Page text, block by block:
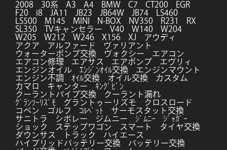
2008 30系 A3 A4 BMW C7 CT200
EGR
F20
i8 JA11 JB23 JB64W JB74
LS460
LS500
M145 MINI N-BOX NV350 R231
RX
SL350
TVキャンセラー V40 W140
W204
W205
W212 W246 X156 XJ
アウディ
アクア
アルファード
ヴァリアント
ウォーターポンプ交換
ヴォクシー
エアコン
エアコン修理
エアサス エアポンプ
エヴリィ
エンジンオイル
ｴﾝｼﾞﾝｵｲﾙ交換
エンジンマウント
エンジン不調
ｵｲﾙ交換 オイル交換
カスタム
カマロ
キャンター
ｷﾝｸﾞﾋﾟﾝ
クーラントパイプ交換
クーラント漏れ
ｸﾞﾗﾝﾂｰﾘｽﾞﾓ
グラントゥーリズモ
クロスロード
コペン
ゴルフ ｺﾙﾍﾞｯﾄ
サーモスタット交換
サニトラ
シボレー ジムニー ｼﾞﾑﾆｰ
ｼﾞｬｶﾞｰ
ショック
ステップワゴン スマート
タイヤ交換
ダウンサス
トラック
ハイエース
ハイブリッドバッテリー交換
バッテリー交換